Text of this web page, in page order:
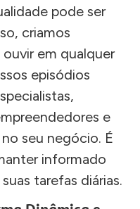
pode ser
criamos
em qualquer
episódios
e
seu negócio. É
informado
tarefas diárias.